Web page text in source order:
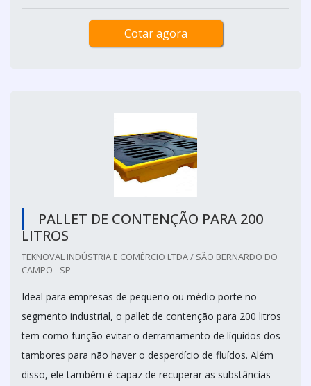
Cotar agora
PALLET DE CONTENÇÃO PARA 200
LITROS
TEKNOVAL INDÚSTRIA E COMÉRCIO LTDA / SÃO BERNARDO DO
CAMPO - SP
Ideal para empresas de pequeno ou médio porte no
segmento industrial, o pallet de contenção para 200 litros
tem como função evitar o derramamento de líquidos dos
tambores para não haver o desperdício de fluídos. Além
disso, ele também é capaz de recuperar as substâncias